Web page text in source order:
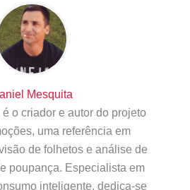
Mesquita
o criador e autor do projeto
uma referência em
de folhetos e análise de
poupança. Especialista em
inteligente, dedica-se